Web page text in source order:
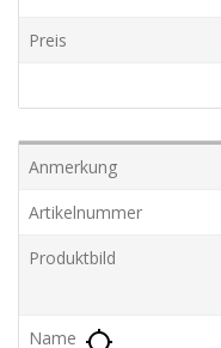
location_searching